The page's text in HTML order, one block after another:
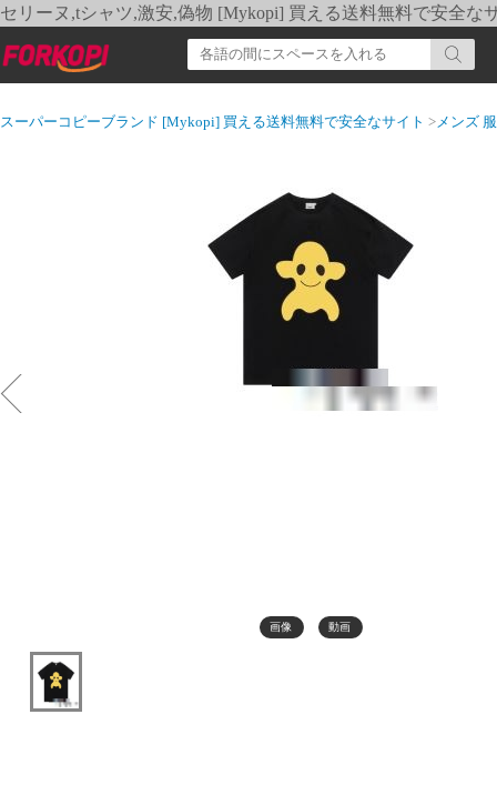
セリーヌ,tシャツ,激安,偽物 [Mykopi] 買える送料無料で安全な
スーパーコピーブランド [Mykopi] 買える送料無料で安全なサイト >メンズ 服
画像 動画